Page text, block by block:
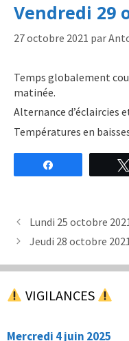
Vendredi 29
27 octobre 2021 par
Temps globalement
matinée.
Alternance d’éclaircies
Températures en
Lundi 25 octobre
Jeudi 28 octobre 2021
VIGILANCES
Mercredi 4 juin 2025